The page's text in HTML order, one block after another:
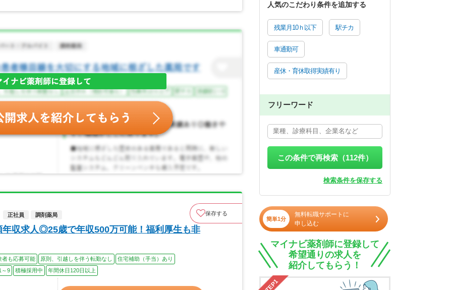
正社員 調剤薬局 保存する
収求人◎25歳で年収500万可能！福利厚生も非
者も応募可能 原則、引越しを伴う転勤なし
住宅補助（手当）あり
～9
積極採用中 年間休日120日以上
人気のこだわり条件を追加する
残業月10ｈ以下 駅チカ
車通勤可
産休・育休取得実績有り
フリーワード
この条件で再検索（112件）
検索条件を保存する
簡単1分
無料転職サポートに
申し込む
マイナビ薬剤師に登録して
希望通りの求人を
紹介してもらう！